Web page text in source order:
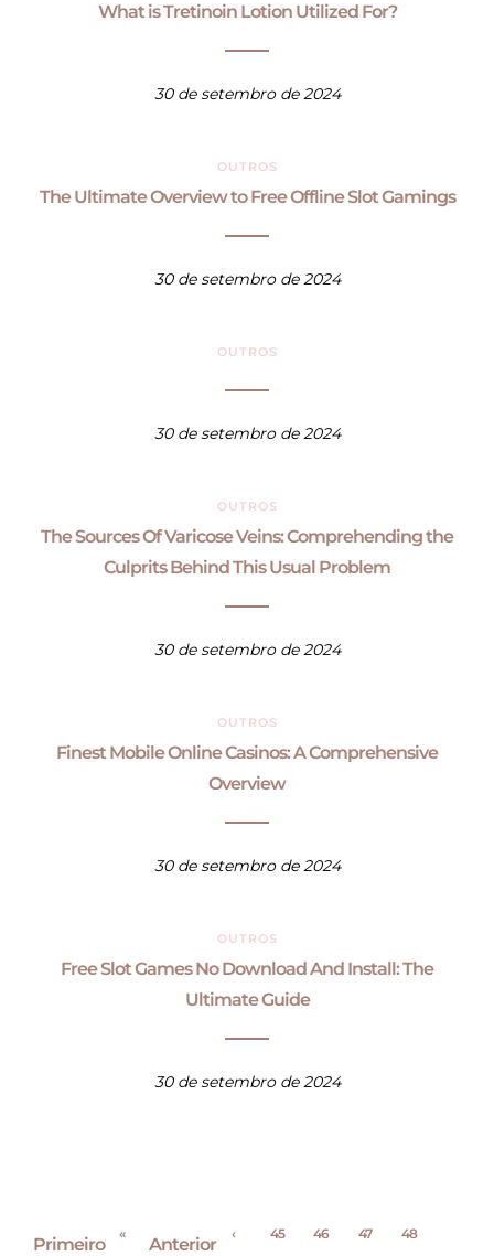
What is Tretinoin Lotion Utilized For?
30 de setembro de 2024
OUTROS
The Ultimate Overview to Free Offline Slot Gamings
30 de setembro de 2024
OUTROS
30 de setembro de 2024
OUTROS
The Sources Of Varicose Veins: Comprehending the
Culprits Behind This Usual Problem
30 de setembro de 2024
OUTROS
Finest Mobile Online Casinos: A Comprehensive
Overview
30 de setembro de 2024
OUTROS
Free Slot Games No Download And Install: The
Ultimate Guide
30 de setembro de 2024
Primeiro
«
Anterior
‹ 45 46 47 48